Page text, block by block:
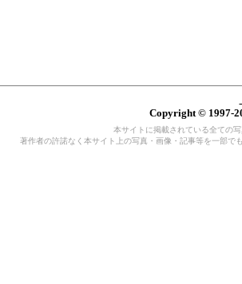
Copyright © 1997-
本サイトに掲載されている全ての
著作者の許諾なく本サイト上の写真・画像・記事等を一部で